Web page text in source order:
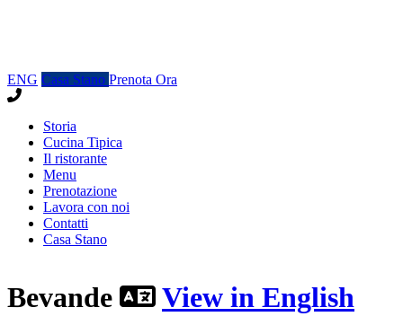
ENG Casa Stano Prenota Ora
Storia
Cucina Tipica
Il ristorante
Menu
Prenotazione
Lavora con noi
Contatti
Casa Stano
Bevande View in English